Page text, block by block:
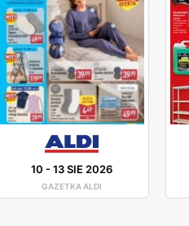
10 -13 SIE 2026
GAZETKA ALDI